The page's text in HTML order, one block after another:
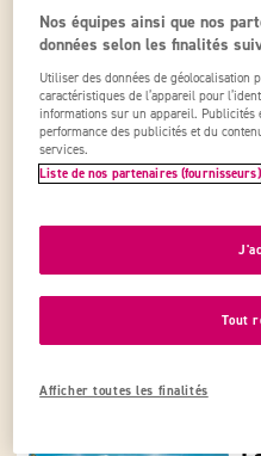
Tripadvisor Traveler Rating
193
Nos équipes ainsi que nos
données selon les finalités
Utiliser des données de géolocalisation
caractéristiques de l’appareil pour
informations sur un appareil. Publicités
performance des publicités et du
services.
Liste de nos partenaires (fournisseurs)
Afficher toutes les finalités
Tout